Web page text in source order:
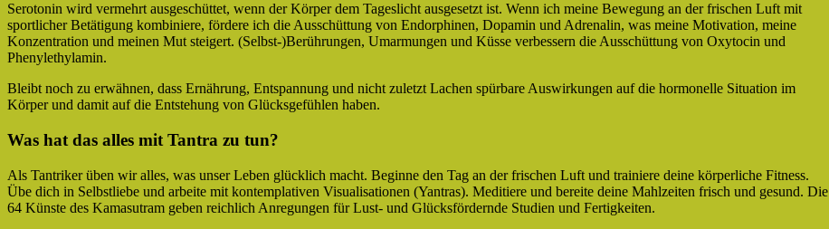
Serotonin wird vermehrt ausgeschüttet, wenn der Körper dem Tageslicht ausgesetzt ist. Wenn ich meine Bewegung an der frischen Luft mit
sportlicher Betätigung kombiniere, fördere ich die Ausschüttung von Endorphinen, Dopamin und Adrenalin, was meine Motivation, meine
Konzentration und meinen Mut steigert. (Selbst-)Berührungen, Umarmungen und Küsse verbessern die Ausschüttung von Oxytocin und
Phenylethylamin.
Bleibt noch zu erwähnen, dass Ernährung, Entspannung und nicht zuletzt Lachen spürbare Auswirkungen auf die hormonelle Situation im
Körper und damit auf die Entstehung von Glücksgefühlen haben.
Was hat das alles mit Tantra zu tun?
Als Tantriker üben wir alles, was unser Leben glücklich macht. Beginne den Tag an der frischen Luft und trainiere deine körperliche Fitness.
Übe dich in Selbstliebe und arbeite mit kontemplativen Visualisationen (Yantras). Meditiere und bereite deine Mahlzeiten frisch und gesund. Die
64 Künste des Kamasutram geben reichlich Anregungen für Lust- und Glücksfördernde Studien und Fertigkeiten.